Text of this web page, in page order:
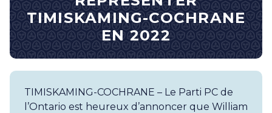
TIMISKAMING-COCHRANE
EN 2022
TIMISKAMING-COCHRANE – Le Parti PC de
l’Ontario est heureux d’annoncer que William